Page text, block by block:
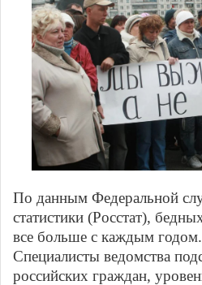
По данным Федеральной
статистики (Росстат),
все больше с каждым годом.
Специалисты ведомства
российских граждан,